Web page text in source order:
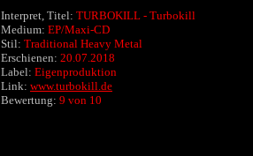
Interpret, Titel: TURBOKILL - Turbokill
Medium: EP/Maxi-CD
Stil: Traditional Heavy Metal
Erschienen: 20.07.2018
Label: Eigenproduktion
Link: www.turbokill.de
Bewertung: 9 von 10